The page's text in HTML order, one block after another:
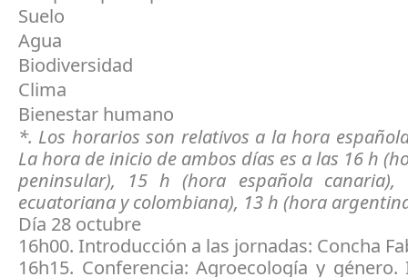
Suelo
Agua
Biodiversidad
Clima
Bienestar humano
*. Los horarios son relativos a la hora
La hora de inicio de ambos días es a las 16 h
peninsular), 15 h (hora española
ecuatoriana y colombiana), 13 h (hora
Día 28 octubre
16h00. Introducción a las jornadas: Concha
16h15. Conferencia: Agroecología y género.